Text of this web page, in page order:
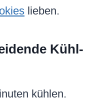
lieben.
Kühl-
kühlen.